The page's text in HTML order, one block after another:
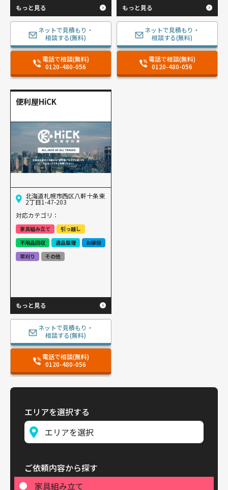
もっと見る
ネットで見積もり・
相談する(無料)
電話で相談(無料)
0120-480-056
もっと見る
ネットで見積もり・
相談する(無料)
電話で相談(無料)
0120-480-056
便利屋HiCK
北海道札幌市西区八軒十条東
2丁目1-47-203
対応カテゴリ：
家具組み立て
引っ越し
不用品回収
遺品整理
お掃除
草刈り
その他
もっと見る
ネットで見積もり・
相談する(無料)
電話で相談(無料)
0120-480-056
エリアを選択する
ご依頼内容から探す
家具組み立て